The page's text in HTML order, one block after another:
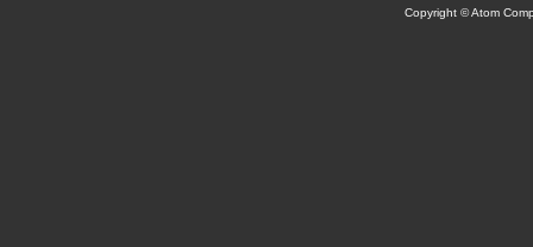
Copyright © Atom